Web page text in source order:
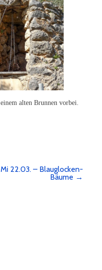
alten Brunnen vorbei.
Mi 22.03. – Blauglocken-
Bäume →